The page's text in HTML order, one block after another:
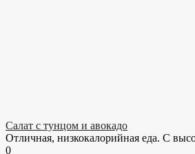
Салат с тунцом и авокадо
Отличная, низкокалорийная еда. С
0